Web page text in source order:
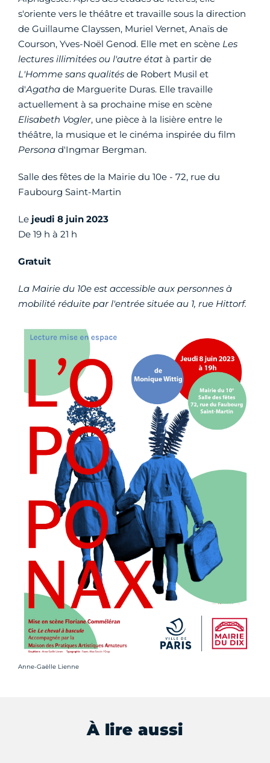
s'oriente vers le théâtre et travaille sous la direction
de Guillaume Clayssen, Muriel Vernet, Anaïs de
Courson, Yves-Noël Genod. Elle met en scène Les
lectures illimitées ou l'autre état à partir de
L'Homme sans qualités de Robert Musil et
d'Agatha de Marguerite Duras. Elle travaille
actuellement à sa prochaine mise en scène
Elisabeth Vogler, une pièce à la lisière entre le
théâtre, la musique et le cinéma inspirée du film
Persona d'Ingmar Bergman.
Salle des fêtes de la Mairie du 10e - 72, rue du
Faubourg Saint-Martin
Le jeudi 8 juin 2023
De 19 h à 21 h
Gratuit
La Mairie du 10e est accessible aux personnes à
mobilité réduite par l'entrée située au 1, rue Hittorf.
Crédit photo :
Anne-Gaëlle Lienne
À lire aussi